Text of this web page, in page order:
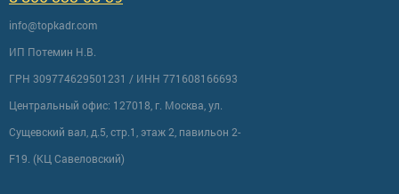
info@topkadr.com
ИП Потемин Н.В.
ГРН 309774629501231 / ИНН 771608166693
Центральный офис: 127018, г. Москва, ул.
Сущевский вал, д.5, стр.1, этаж 2, павильон 2-
F19. (КЦ Савеловский)